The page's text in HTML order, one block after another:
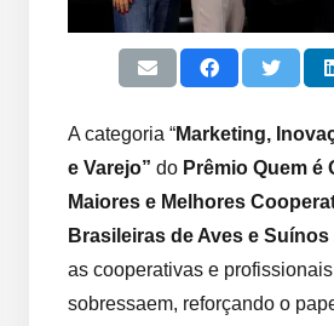
A categoria “Marketing,
e Varejo” do Prêmio Quem é
Maiores e Melhores
Brasileiras de Aves e Suínos
as cooperativas e
sobressaem, reforçando o